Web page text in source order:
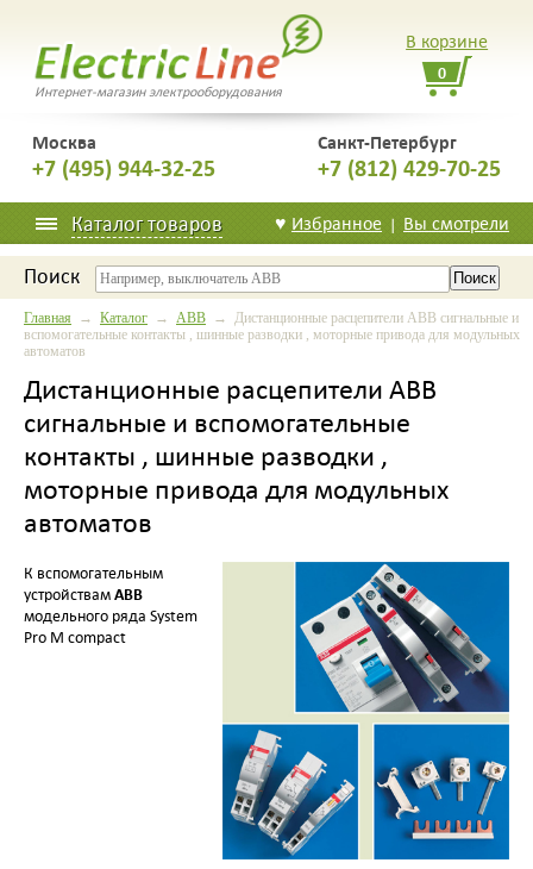
Интернет-магазин электрооборудования
Москва
+7 (495) 944-32-25
Санкт-Петербург
+7 (812) 429-70-25
В корзине
0
Каталог товаров ♥ Избранное | Вы смотрели
Поиск
Главная → Каталог → ABB → Дистанционные расцепители ABB сигнальные и
вспомогательные контакты , шинные разводки , моторные привода для модульных
автоматов
Дистанционные расцепители ABB
сигнальные и вспомогательные
контакты , шинные разводки ,
моторные привода для модульных
автоматов
К вспомогательным
устройствамABB
модельного ряда System
Pro M compact